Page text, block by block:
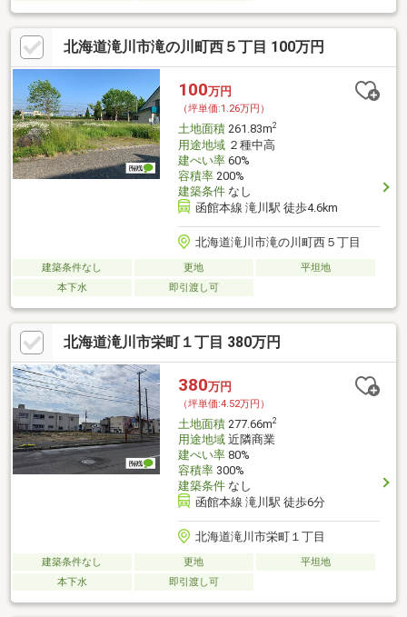
北海道滝川市滝の川町西５丁目 100万円
100万円
（坪単価:1.26万円）
土地面積261.83m2
用途地域２種中高
建ぺい率60%
容積率200%
建築条件なし
函館本線 滝川駅 徒歩4.6km
北海道滝川市滝の川町西５丁目
建築条件なし 更地
平坦地
本下水
即引渡し可
北海道滝川市栄町１丁目 380万円
380万円
（坪単価:4.52万円）
土地面積277.66m2
用途地域近隣商業
建ぺい率80%
容積率300%
建築条件なし
函館本線 滝川駅 徒歩6分
北海道滝川市栄町１丁目
建築条件なし 更地
平坦地
本下水
即引渡し可